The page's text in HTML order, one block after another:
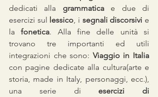
dedicati alla grammatica e due di
esercizi sul lessico , i segnali discorsivi e
la fonetica. Alla fine delle unità si
trovano tre importanti ed utili
integrazioni che sono: Viaggio in Italia
con pagine dedicate alla cultura(arte e
storia, made in Italy, personaggi, ecc.),
una serie di esercizi di